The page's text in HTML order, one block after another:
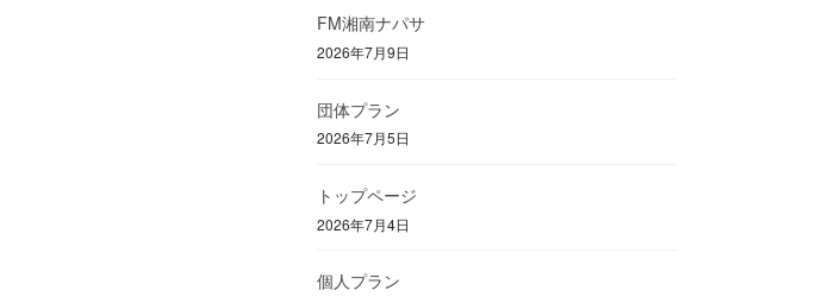
FM湘南ナパサ
2026年7月9日
団体プラン
2026年7月5日
トップページ
2026年7月4日
個人プラン